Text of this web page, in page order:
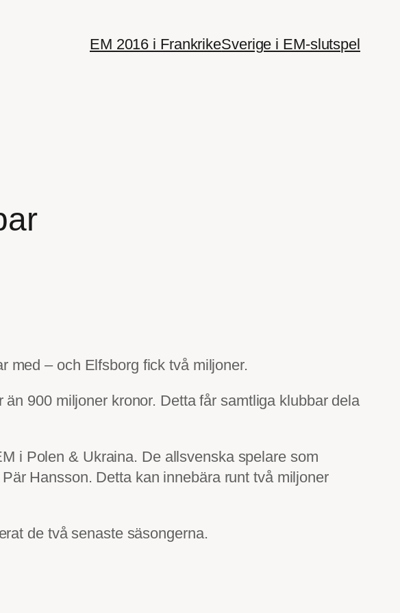
EM 2016 i FrankrikeSverige i EM-slutspel
med – och Elfsborg fick två miljoner.
900 miljoner kronor. Detta får samtliga klubbar dela
i Polen & Ukraina. De allsvenska spelare som
Hansson. Detta kan innebära runt två miljoner
de två senaste säsongerna.